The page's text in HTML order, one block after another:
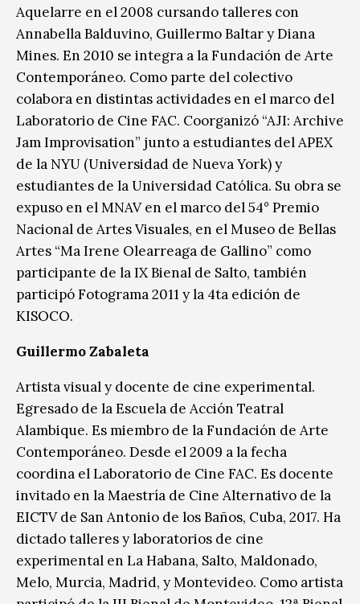
Aquelarre en el 2008 cursando talleres con
Annabella Balduvino, Guillermo Baltar y Diana
Mines. En 2010 se integra a la Fundación de Arte
Contemporáneo. Como parte del colectivo
colabora en distintas actividades en el marco del
Laboratorio de Cine FAC. Coorganizó “AJI: Archive
Jam Improvisation” junto a estudiantes del APEX
de la NYU (Universidad de Nueva York) y
estudiantes de la Universidad Católica. Su obra se
expuso en el MNAV en el marco del 54° Premio
Nacional de Artes Visuales, en el Museo de Bellas
Artes “Ma Irene Olearreaga de Gallino” como
participante de la IX Bienal de Salto, también
participó Fotograma 2011 y la 4ta edición de
KISOCO.
Guillermo Zabaleta
Artista visual y docente de cine experimental.
Egresado de la Escuela de Acción Teatral
Alambique. Es miembro de la Fundación de Arte
Contemporáneo. Desde el 2009 a la fecha
coordina el Laboratorio de Cine FAC. Es docente
invitado en la Maestría de Cine Alternativo de la
EICTV de San Antonio de los Baños, Cuba, 2017. Ha
dictado talleres y laboratorios de cine
experimental en La Habana, Salto, Maldonado,
Melo, Murcia, Madrid, y Montevideo. Como artista